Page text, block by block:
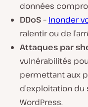
données
DDoS– Inonder
ralentir ou de
Attaques par
vulnérabilités
permettant aux
d’exploitation
WordPress.